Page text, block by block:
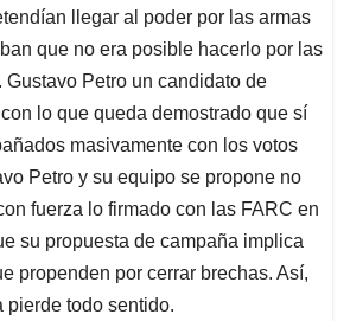
llegar al poder por las armas
que no era posible hacerlo por las
Gustavo Petro un candidato de
lo que queda demostrado que sí
masivamente con los votos
Petro y su equipo se propone no
fuerza lo firmado con las FARC en
su propuesta de campaña implica
propenden por cerrar brechas. Así,
pierde todo sentido.